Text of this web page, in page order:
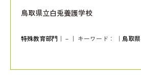
鳥取県立白兎養護学校
特殊教育部門 ｜－｜ キーワード： 鳥取県